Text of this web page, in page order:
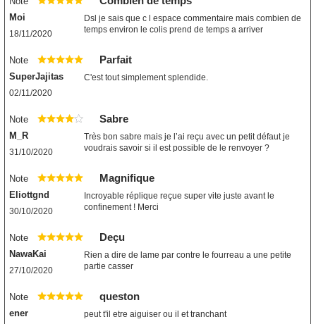
Moi
18/11/2020
Dsl je sais que c l espace commentaire mais combien de
temps environ le colis prend de temps a arriver
Note Parfait
SuperJajitas
02/11/2020
C'est tout simplement splendide.
Note Sabre
M_R
31/10/2020
Très bon sabre mais je l’ai reçu avec un petit défaut je
voudrais savoir si il est possible de le renvoyer ?
Note Magnifique
Eliottgnd
30/10/2020
Incroyable réplique reçue super vite juste avant le
confinement ! Merci
Note Deçu
NawaKai
27/10/2020
Rien a dire de lame par contre le fourreau a une petite
partie casser
Note queston
ener peut t'il etre aiguiser ou il et tranchant